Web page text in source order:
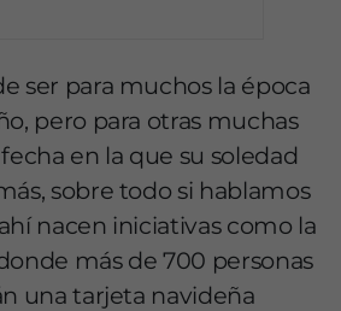
ser para muchos la época
pero para otras muchas
en la que su soledad
sobre todo si hablamos
nacen iniciativas como la
más de 700 personas
una tarjeta navideña